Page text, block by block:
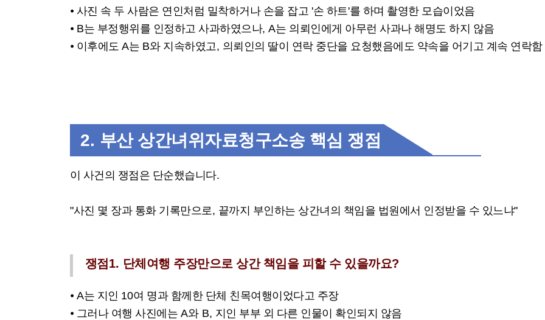
⦁ 사진 속 두 사람은 연인처럼 밀착하거나 손을 잡고 '손 하트 '를 하며 촬영한 모습이었음
⦁ B는 부정행위를 인정하고 사과하였으나, A는 의뢰인에게 아무런 사과나 해명도 하지 않음
⦁ 이후에도A는 B와 지속하였고 , 의뢰인의 딸이 연락 중단을 요청했음에도 약속을 어기고 계속 연락함
2. 부산 상간녀위자료청구소송 핵심 쟁점
이 사건의 쟁점은 단순했습니다.
"사진 몇 장과 통화 기록만으로 , 끝까지 부인하는 상간녀의 책임을 법원에서 인정받을 수 있느냐"
쟁점1. 단체여행 주장만으로 상간 책임을 피할 수 있을까요?
⦁ A는 지인 10여 명과 함께한 단체 친목여행이었다고 주장
⦁ 그러나 여행 사진에는 A와 B, 지인 부부 외 다른 인물이 확인되지 않음